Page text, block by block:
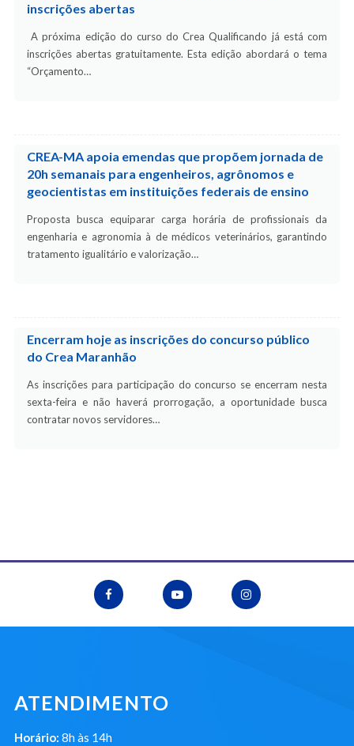
inscrições abertas
A próxima edição do curso do Crea Qualificando já está com
inscrições abertas gratuitamente. Esta edição abordará o tema
“Orçamento…
CREA-MA apoia emendas que propõem jornada de
20h semanais para engenheiros, agrônomos e
geocientistas em instituições federais de ensino
Proposta busca equiparar carga horária de profissionais da
engenharia e agronomia à de médicos veterinários, garantindo
tratamento igualitário e valorização…
Encerram hoje as inscrições do concurso público
do Crea Maranhão
As inscrições para participação do concurso se encerram nesta
sexta-feira e não haverá prorrogação, a oportunidade busca
contratar novos servidores…
ATENDIMENTO
Horário: 8h às 14h